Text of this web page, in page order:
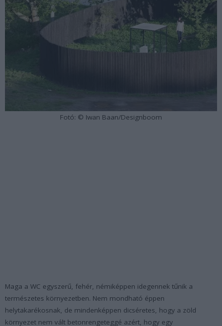
Fotó: © Iwan Baan/Designboom
Maga a WC egyszerű, fehér, némiképpen idegennek tűnik a
természetes környezetben. Nem mondható éppen
helytakarékosnak, de mindenképpen dicséretes, hogy a zöld
környezet nem vált betonrengeteggé azért, hogy egy